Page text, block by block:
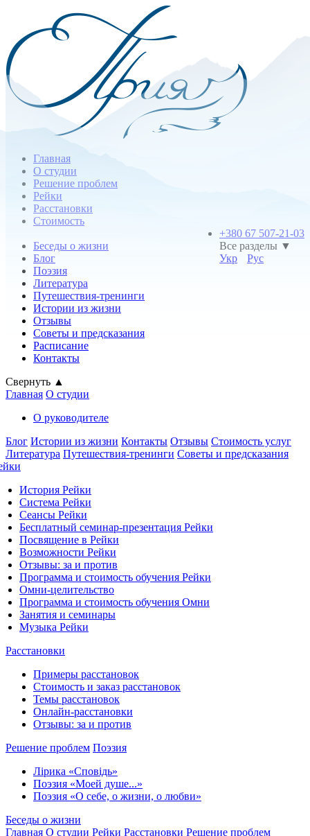
Главная
О студии
Решение проблем
Рейки
Расстановки
Стоимость
+380 67 507-21-03
Все разделы ▼
Укр
Рус
Беседы о жизни
Блог
Поэзия
Литература
Путешествия-тренинги
Истории из жизни
Отзывы
Советы и предсказания
Расписание
Контакты
Свернуть ▲
Главная О студии
О руководителе
Блог Истории из жизни Контакты Отзывы Стоимость услуг
Литература Путешествия-тренинги Советы и предсказания
История Рейки
Система Рейки
Сеансы Рейки
Бесплатный семинар-презентация Рейки
Посвящение в Рейки
Возможности Рейки
Отзывы: за и против
Программа и стоимость обучения Рейки
Омни-целительство
Программа и стоимость обучения Омни
Занятия и семинары
Музыка Рейки
Расстановки
Примеры расстановок
Стоимость и заказ расстановок
Темы расстановок
Онлайн-расстановки
Отзывы: за и против
Решение проблем Поэзия
Лірика «Сповідь»
Поэзия «Моей душе...»
Поэзия «О себе, о жизни, о любви»
Беседы о жизни
Главная О студии Рейки Расстановки Решение проблем